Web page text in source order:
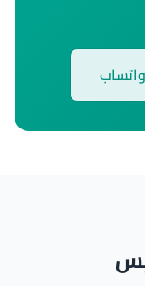
واتساب